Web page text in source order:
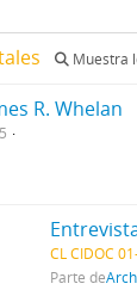
Muestra
R. Whelan
CL CIDOC
Parte de